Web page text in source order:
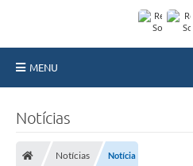
MENU
Notícias
Notícias Notícia